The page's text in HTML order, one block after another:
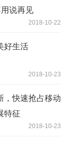
用说再见
2018-10-22
好生活
2018-10-23
，快速抢占移动
特征
2018-10-23